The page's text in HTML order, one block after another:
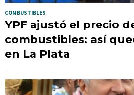
COMBUSTIBLES
YPF ajustó el precio
combustibles: así
en La Plata